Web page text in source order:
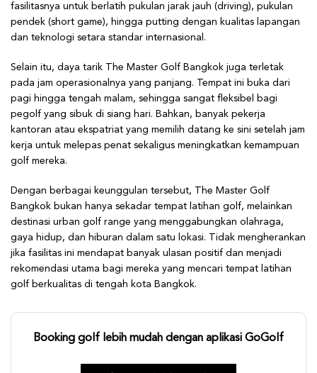
fasilitasnya untuk berlatih pukulan jarak jauh (driving), pukulan
pendek (short game), hingga putting dengan kualitas lapangan
dan teknologi setara standar internasional.
Selain itu, daya tarik The Master Golf Bangkok juga terletak
pada jam operasionalnya yang panjang. Tempat ini buka dari
pagi hingga tengah malam, sehingga sangat fleksibel bagi
pegolf yang sibuk di siang hari. Bahkan, banyak pekerja
kantoran atau ekspatriat yang memilih datang ke sini setelah jam
kerja untuk melepas penat sekaligus meningkatkan kemampuan
golf mereka.
Dengan berbagai keunggulan tersebut, The Master Golf
Bangkok bukan hanya sekadar tempat latihan golf, melainkan
destinasi urban golf range yang menggabungkan olahraga,
gaya hidup, dan hiburan dalam satu lokasi. Tidak mengherankan
jika fasilitas ini mendapat banyak ulasan positif dan menjadi
rekomendasi utama bagi mereka yang mencari tempat latihan
golf berkualitas di tengah kota Bangkok.
Booking golf lebih mudah dengan aplikasi GoGolf